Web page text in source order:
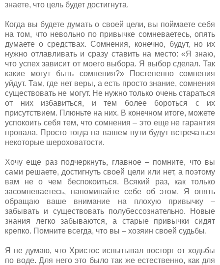
знаете, что цель будет достигнута.
Когда вы будете думать о своей цели, вы поймаете себя
на том, что невольно по привычке сомневаетесь, опять
думаете о средствах. Сомнения, конечно, будут, но их
нужно отлавливать и сразу ставить на место: «Я знаю,
что успех зависит от моего выбора. Я выбор сделал. Так
какие могут быть сомнения?» Постепенно сомнения
уйдут. Там, где нет веры, а есть просто знание, сомнения
существовать не могут. Не нужно только очень стараться
от них избавиться, и тем более бороться с их
присутствием. Плюньте на них. В конечном итоге, можете
успокоить себя тем, что сомнения – это еще не гарантия
провала. Просто тогда на вашем пути будут встречаться
некоторые шероховатости.
Хочу еще раз подчеркнуть, главное – помните, что вы
сами решаете, достигнуть своей цели или нет, а поэтому
вам не о чем беспокоиться. Всякий раз, как только
засомневаетесь, напоминайте себе об этом. Я опять
обращаю ваше внимание на плохую привычку –
забывать и существовать полубессознательно. Новые
знания легко забываются, а старые привычки сидят
крепко. Помните всегда, что вы – хозяин своей судьбы.
Я не думаю, что Христос испытывал восторг от ходьбы
по воде. Для него это было так же естественно, как для